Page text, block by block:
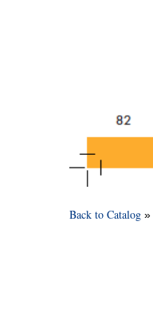
Back to Catalog